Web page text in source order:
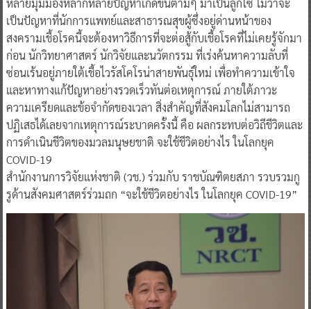
หลายมุมมองหลากหลายปัญหาเกิดขึ้นตามๆ มาเป็นลูกโซ่ ไม่ว่าจะ
เป็นปัญหาที่นักการแพทย์และสาธารณสุขผู้ซึ่งอยู่ด่านหน้าของ
สงครามเชื้อโรคนี้จะต้องหาวิธีการที่จะต่อสู้กับเชื้อโรคที่ไม่เคยรู้จักมา
ก่อน นักวิทยาศาสตร์ นักวิจัยและนวัตกรรม ที่เร่งค้นหาความลับที่
ซ่อนเร้นอยู่ภายใต้เชื้อไวรัสโคโรน่าสายพันธุ์ใหม่ เพื่อทำความเข้าใจ
และหาทางแก้ปัญหาอย่างรวดเร็วทันต่อเหตุการณ์ ภายใต้ภาวะ
ความเครียดและข้อจำกัดของเวลา สิ่งสำคัญที่สังคมโลกไม่สามารถ
ปฏิเสธได้เลยจากเหตุการณ์ระบาดครั้งนี้ คือ ผลกระทบต่อวิถีชีวิตและ
การดำเนินชีวิตของมวลมนุษยชาติ จะใช้ชีวิตอย่างไร ในโลกยุค
COVID-19
สำนักงานการวิจัยแห่งชาติ (วช.) ร่วมกับ ราชบัณฑิตยสภา รวบรวมกู
รูด้านสังคมศาสตร์ร่วมถก “จะใช้ชีวิตอย่างไร ในโลกยุค COVID-19”